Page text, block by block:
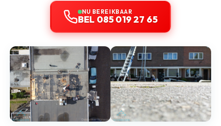
NU BEREIKBAAR
BEL 085 019 27 65